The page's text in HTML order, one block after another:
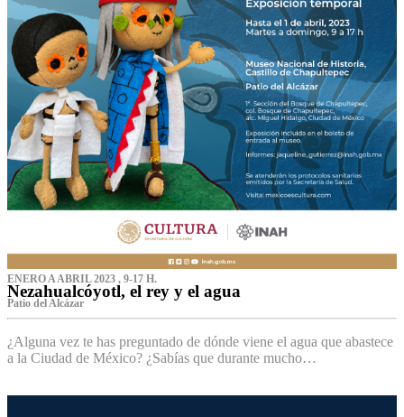
ENERO A ABRIL 2023 , 9-17 H.
Nezahualcóyotl, el rey y el agua
Patio del Alcázar
¿Alguna vez te has preguntado de dónde viene el agua que abastece
a la Ciudad de México? ¿Sabías que durante mucho…